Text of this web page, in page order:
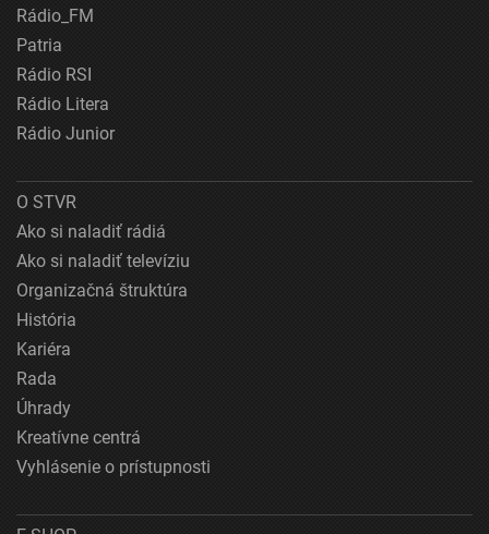
Rádio_FM
Patria
Rádio RSI
Rádio Litera
Rádio Junior
O STVR
Ako si naladiť rádiá
Ako si naladiť televíziu
Organizačná štruktúra
História
Kariéra
Rada
Úhrady
Kreatívne centrá
Vyhlásenie o prístupnosti